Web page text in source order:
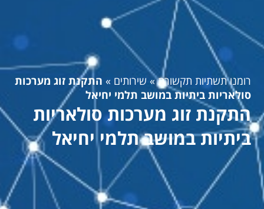
רומנו תשתיות תקשורת» שירותים » התקנת זוג מערכות
סולאריות ביתיות במושב תלמי יחיאל
התקנת זוג מערכות סולאריות
ביתיות במושב תלמי יחיאל